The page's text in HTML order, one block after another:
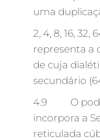
uma
2, 4, 8, 16, 32,
representa a
de cuja
4.9 O
incorpora a
reticulada